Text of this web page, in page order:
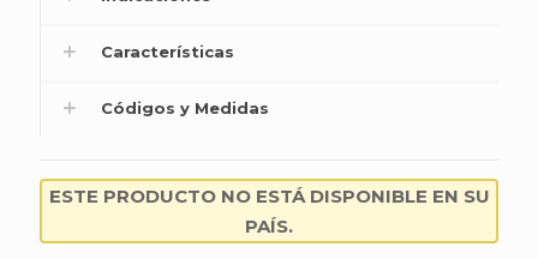
Características
Códigos y Medidas
ESTE PRODUCTO NO ESTÁ DISPONIBLE EN SU
PAÍS.